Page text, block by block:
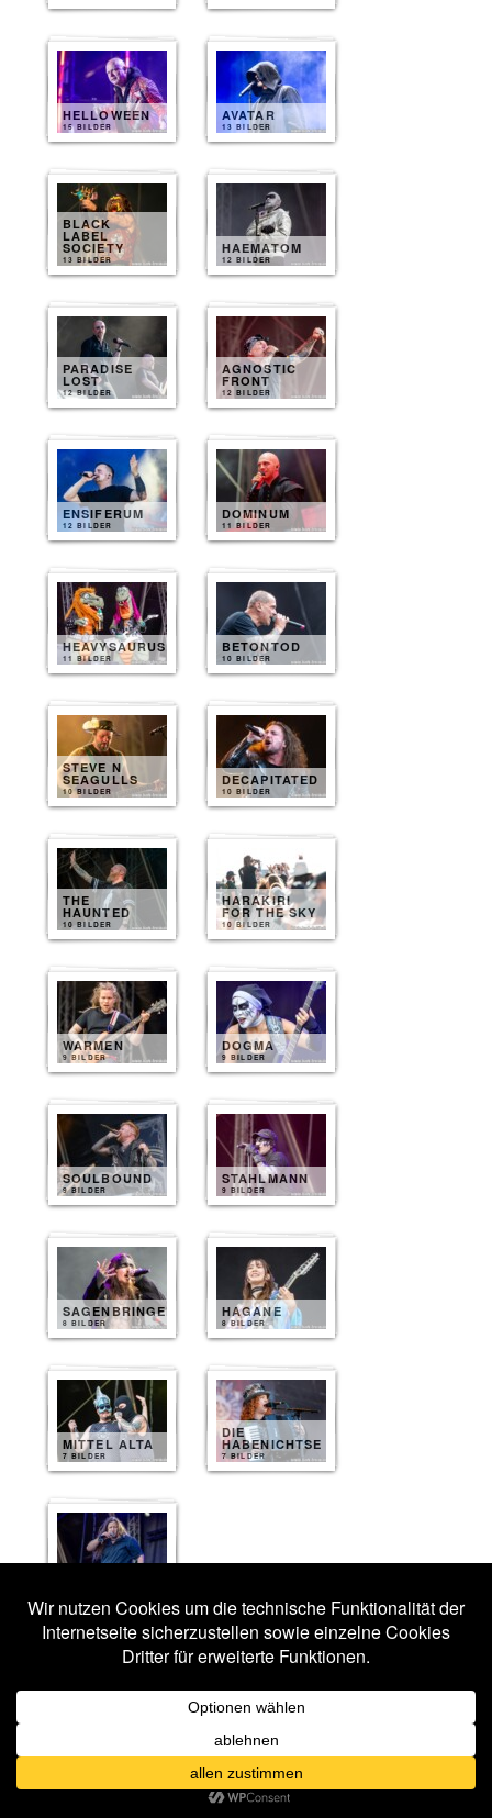
HELLOWEEN
15 BILDER
AVATAR
13 BILDER
BLACK
LABEL
SOCIETY
13 BILDER
HAEMATOM
12 BILDER
PARADISE
LOST
12 BILDER
AGNOSTIC
FRONT
12 BILDER
ENSIFERUM
12 BILDER
DOMINUM
11 BILDER
HEAVYSAURUS
11 BILDER
BETONTOD
10 BILDER
STEVE N
SEAGULLS
10 BILDER
DECAPITATED
10 BILDER
THE
HAUNTED
10 BILDER
HARAKIRI
FOR THE SKY
10 BILDER
WARMEN
9 BILDER
DOGMA
9 BILDER
SOULBOUND
9 BILDER
STAHLMANN
9 BILDER
SAGENBRINGER
8 BILDER
HAGANE
8 BILDER
MITTEL ALTA
7 BILDER
DIE
HABENICHTSE
7 BILDER
Veröffentlicht unterFotos 2026|Verschlagwortet mitAgnostic Front,
,Avatar,Ballenstedt,Betonton,Black Label Society
Cry,Hagane,Hämatom,Harakiri For The Sky,Heavysaurus,
Paradise Lost,Rockharz Festival
Stahlmann,Steve'n'Seagulls
Haunted,Warmen